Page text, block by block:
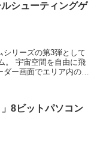
シューティングゲ
シリーズの第3弾として
に飛
ー画面でエリア内の敵
」8ビットパソコン